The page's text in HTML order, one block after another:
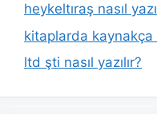
heykeltıraş nasıl
kitaplarda kaynakça
ltd şti nasıl yazılır?